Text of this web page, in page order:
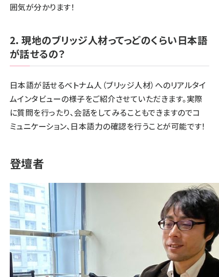
囲気が分かります！
2. 現地のブリッジ人材ってっどのくらい日本語
が話せるの？
日本語が話せるベトナム人（ブリッジ人材）へのリアルタイ
ムインタビューの様子をご紹介させていただきます。実際
に質問を行ったり、会話をしてみることもできますのでコ
ミュニケーション、日本語力の確認を行うことが可能です！
登壇者